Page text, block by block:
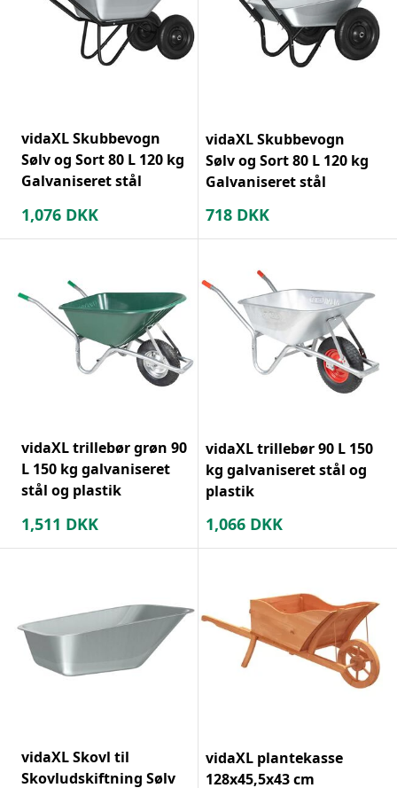
vidaXL Skubbevogn
Sølv og Sort 80 L 120 kg
Galvaniseret stål
1,076 DKK
vidaXL Skubbevogn
Sølv og Sort 80 L 120 kg
Galvaniseret stål
718 DKK
vidaXL trillebør grøn 90
L 150 kg galvaniseret
stål og plastik
1,511 DKK
vidaXL trillebør 90 L 150
kg galvaniseret stål og
plastik
1,066 DKK
vidaXL Skovl til
Skovludskiftning Sølv
vidaXL plantekasse
128x45,5x43 cm